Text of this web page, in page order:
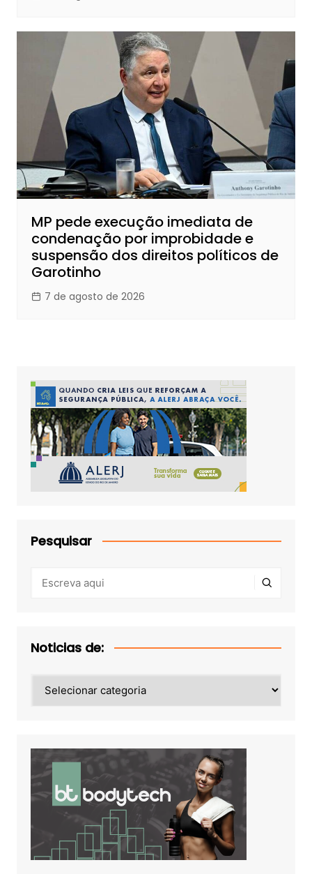
MP pede execução imediata de
condenação por improbidade e
suspensão dos direitos políticos de
Garotinho
7 de agosto de 2026
Pesquisar
Noticias de:
de: